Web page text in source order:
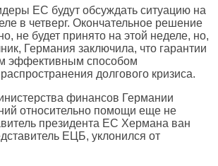
ЕС будут обсуждать ситуацию на
в четверг. Окончательное решение
не будет принято на этой неделе, но,
Германия заключила, что гарантии
эффективным способом
долгового кризиса.
финансов Германии
относительно помощи еще не
президента ЕС Хермана ван
ЕЦБ, уклонился от